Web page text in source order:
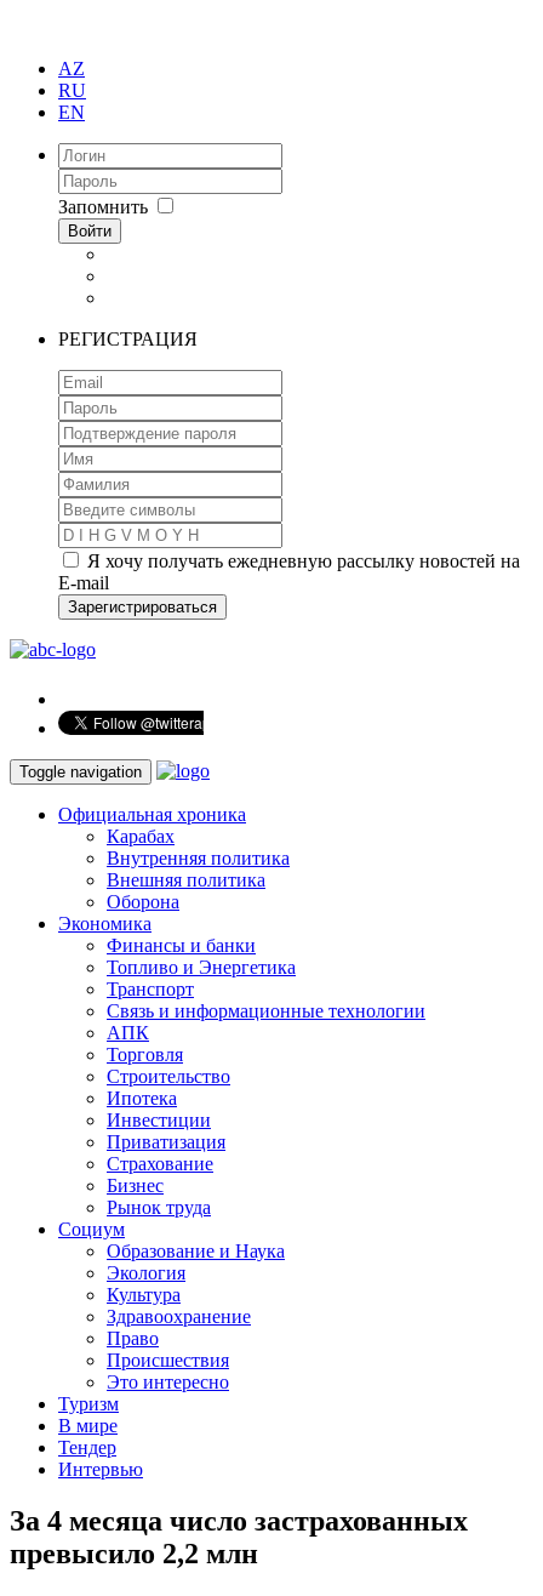
AZ
RU
EN
Запомнить
Войти
РЕГИСТРАЦИЯ
Я хочу получать ежедневную рассылку новостей на
E-mail
Зарегистрироваться
Toggle navigation
Официальная хроника
Карабах
Внутренняя политика
Внешняя политика
Оборона
Экономика
Финансы и банки
Топливо и Энергетика
Транспорт
Связь и информационные технологии
АПК
Торговля
Строительство
Ипотека
Инвестиции
Приватизация
Страхование
Бизнес
Рынок труда
Социум
Образование и Наука
Экология
Культура
Здравоохранение
Право
Происшествия
Это интересно
Туризм
В мире
Тендер
Интервью
За 4 месяца число застрахованных
превысило 2,2 млн